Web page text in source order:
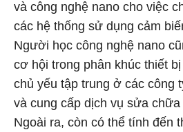
và công nghệ nano cho việc
các hệ thống sử dụng cảm
Người học công nghệ nano
cơ hội trong phân khúc thiết
chủ yếu tập trung ở các công
và cung cấp dịch vụ sửa
Ngoài ra, còn có thể tính đến